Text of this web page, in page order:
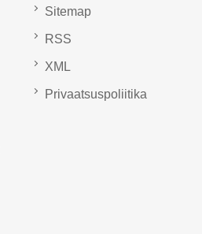
Sitemap
RSS
XML
Privaatsuspoliitika